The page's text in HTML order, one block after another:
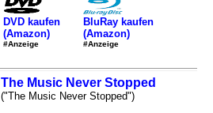
DVD kaufen
(Amazon)
#Anzeige
BluRay kaufen
(Amazon)
#Anzeige
The Music Never Stopped
("The Music Never Stopped")